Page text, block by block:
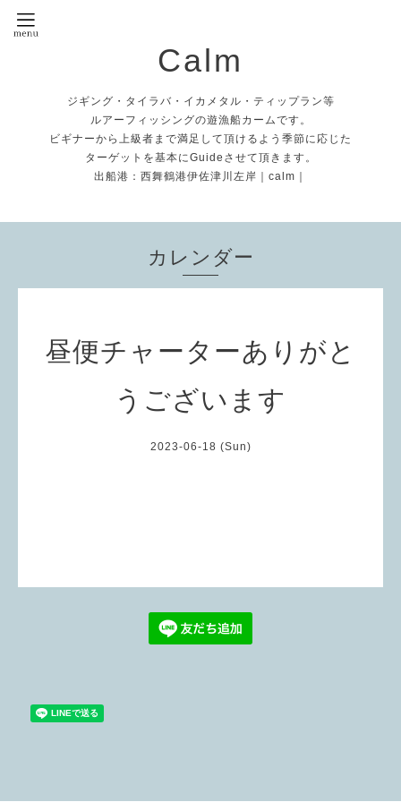
Calm
ジギング・タイラバ・イカメタル・ティップラン等
ルアーフィッシングの遊漁船カームです。
ビギナーから上級者まで満足して頂けるよう季節に応じた
ターゲットを基本にGuideさせて頂きます。
出船港：西舞鶴港伊佐津川左岸｜calm｜
カレンダー
昼便チャーターありがと
うございます
2023-06-18 (Sun)